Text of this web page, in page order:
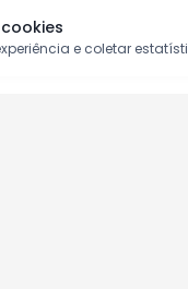
e coletar